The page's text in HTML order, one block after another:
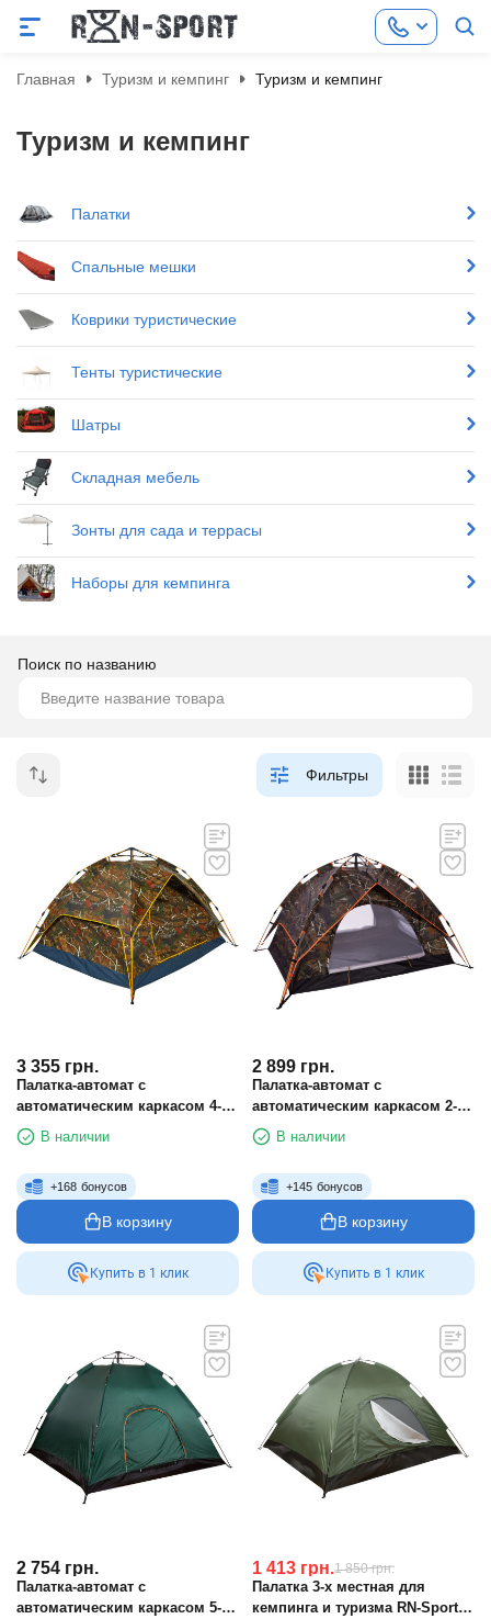
Главная Туризм и кемпинг Туризм и кемпинг
Туризм и кемпинг
Палатки
Спальные мешки
Коврики туристические
Тенты туристические
Шатры
Складная мебель
Зонты для сада и террасы
Наборы для кемпинга
Поиск по названию
Фильтры
3 355 грн.
Палатка-автомат с
автоматическим каркасом 4-х
местная для туризма RN-Sport
TY-0539 камуфляж лес
В наличии
+168 бонусов
В корзину
Купить в 1 клик
2 899 грн.
Палатка-автомат с
автоматическим каркасом 2-х
местная для туризма RN-Sport
TY-0538 камуфляж лес
В наличии
+145 бонусов
В корзину
Купить в 1 клик
2 754 грн.
Палатка-автомат с
автоматическим каркасом 5-ти
1 413 грн.1 850 грн.
Палатка 3-х местная для
кемпинга и туризма RN-Sport